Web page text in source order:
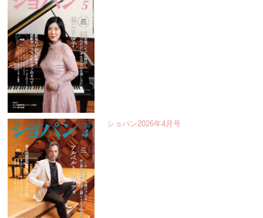
ショパン2026年4月号